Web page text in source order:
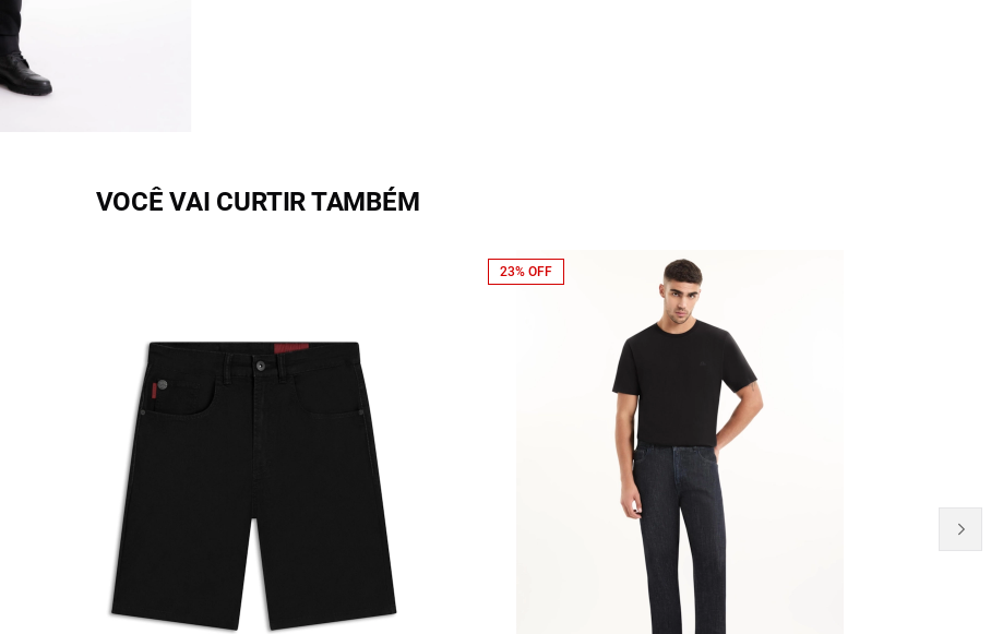
VOCÊ VAI CURTIR TAMBÉM
23% OFF